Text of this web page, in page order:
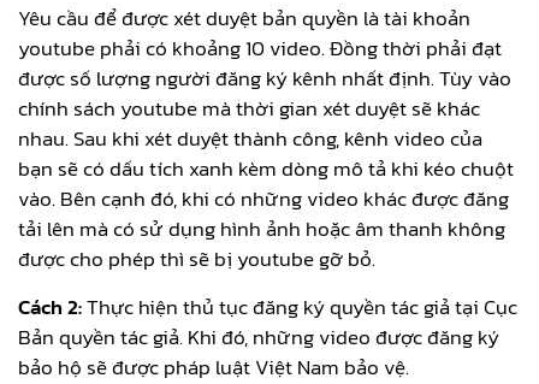
Yêu cầu để được xét duyệt bản quyền là tài khoản
youtube phải có khoảng 10 video. Đồng thời phải đạt
được số lượng người đăng ký kênh nhất định. Tùy vào
chính sách youtube mà thời gian xét duyệt sẽ khác
nhau. Sau khi xét duyệt thành công, kênh video của
bạn sẽ có dấu tích xanh kèm dòng mô tả khi kéo chuột
vào. Bên cạnh đó, khi có những video khác được đăng
tải lên mà có sử dụng hình ảnh hoặc âm thanh không
được cho phép thì sẽ bị youtube gỡ bỏ.
Cách 2:Thực hiện thủ tục đăng ký quyền tác giả tại Cục
Bản quyền tác giả. Khi đó, những video được đăng ký
bảo hộ sẽ được pháp luật Việt Nam bảo vệ.